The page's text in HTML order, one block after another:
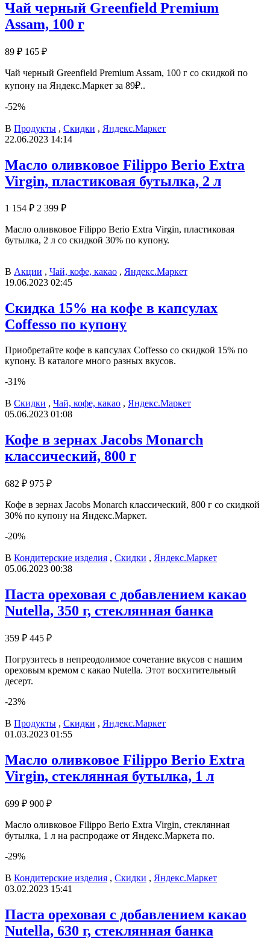
Чай черный Greenfield Premium
Assam, 100 г
89 ₽ 165 ₽
Чай черный Greenfield Premium Assam, 100 г со скидкой по
купону на Яндекс.Маркет за 89₽..
-52%
В Продукты , Скидки , Яндекс.Маркет
22.06.2023 14:14
Масло оливковое Filippo Berio Extra
Virgin, пластиковая бутылка, 2 л
1 154 ₽ 2 399 ₽
Масло оливковое Filippo Berio Extra Virgin, пластиковая
бутылка, 2 л со скидкой 30% по купону.
В Акции , Чай, кофе, какао , Яндекс.Маркет
19.06.2023 02:45
Скидка 15% на кофе в капсулах
Coffesso по купону
Приобретайте кофе в капсулах Coffesso со скидкой 15% по
купону. В каталоге много разных вкусов.
-31%
В Скидки , Чай, кофе, какао , Яндекс.Маркет
05.06.2023 01:08
Кофе в зернах Jacobs Monarch
классический, 800 г
682 ₽ 975 ₽
Кофе в зернах Jacobs Monarch классический, 800 г со скидкой
30% по купону на Яндекс.Маркет.
-20%
В Кондитерские изделия , Скидки , Яндекс.Маркет
05.06.2023 00:38
Паста ореховая с добавлением какао
Nutella, 350 г, стеклянная банка
359 ₽ 445 ₽
Погрузитесь в непреодолимое сочетание вкусов с нашим
ореховым кремом с какао Nutella. Этот восхитительный
десерт.
-23%
В Продукты , Скидки , Яндекс.Маркет
01.03.2023 01:55
Масло оливковое Filippo Berio Extra
Virgin, стеклянная бутылка, 1 л
699 ₽ 900 ₽
Масло оливковое Filippo Berio Extra Virgin, стеклянная
бутылка, 1 л на распродаже от Яндекс.Маркета по.
-29%
В Кондитерские изделия , Скидки , Яндекс.Маркет
03.02.2023 15:41
Паста ореховая с добавлением какао
Nutella, 630 г, стеклянная банка